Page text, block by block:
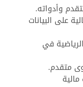
وأدواته.
على البيانات
في
متقدم.